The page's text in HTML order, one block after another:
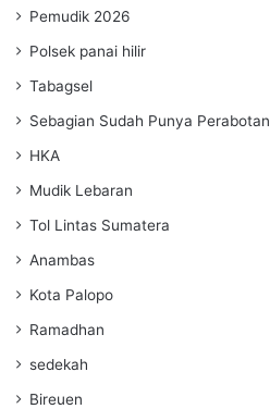
Pemudik 2026
Polsek panai hilir
Tabagsel
Sebagian Sudah Punya Perabotan
HKA
Mudik Lebaran
Tol Lintas Sumatera
Anambas
Kota Palopo
Ramadhan
sedekah
Bireuen